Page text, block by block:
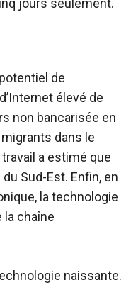
jours seulement.
de
élevé de
non bancarisée en
dans le
a estimé que
Sud-Est. Enfin, en
la technologie
la chaîne
naissante.